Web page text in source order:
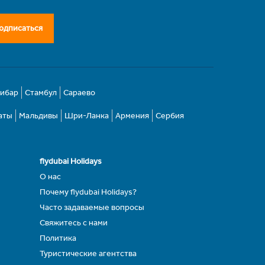
Стамбул Сараево
Мальдивы Шри-Ланка Армения Сербия
flydubai Holidays
О нас
Почему flydubai Holidays?
Часто задаваемые вопросы
Свяжитесь с нами
Политика
Туристические агентства